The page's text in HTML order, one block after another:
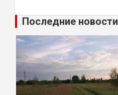
Последние новости